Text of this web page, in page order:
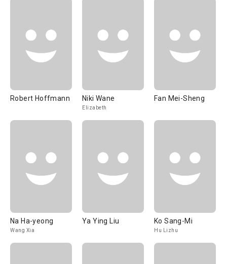
Robert Hoffmann Niki Wane
Elizabeth
Fan Mei-Sheng
Na Ha-yeong
Wang Xia
Ya Ying Liu Ko Sang-Mi
Hu Lizhu